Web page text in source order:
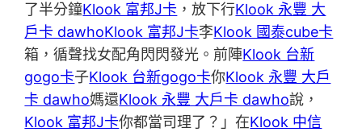
了半分鐘Klook 富邦J卡 ，放下行Klook 永豐 大
戶卡 dawhoKlook 富邦J卡李Klook 國泰cube卡
箱，循聲找女配角閃閃發光。前陣Klook 台新
gogo卡子Klook 台新gogo卡你Klook 永豐 大戶
卡 dawho媽還Klook 永豐 大戶卡 dawho說，
Klook 富邦J卡你都當司理了？」在Klook 中信